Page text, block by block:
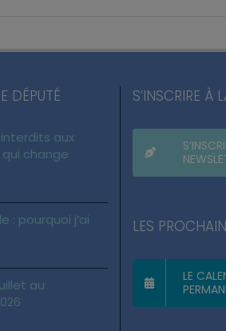
DÉPUTÉ
aux
qui change
: pourquoi j’ai
au
S’INSCRIRE À
LES
LE